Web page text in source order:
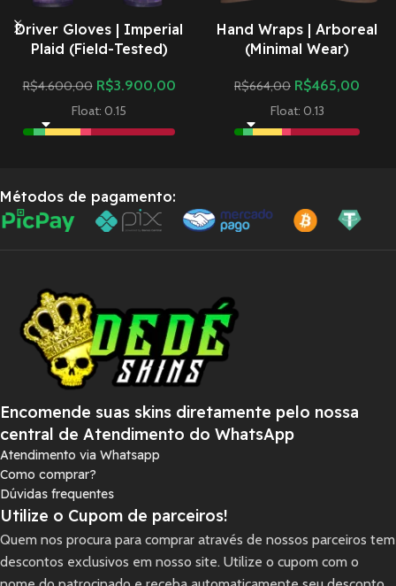
Driver Gloves | Imperial
Plaid (Field-Tested)
R$4.600,00 R$3.900,00
Float: 0.15
Hand Wraps | Arboreal
(Minimal Wear)
R$664,00 R$465,00
Float: 0.13
Métodos de pagamento:
Encomende suas skins diretamente pelo nossa
central de Atendimento do WhatsApp
Atendimento via Whatsapp
Como comprar?
Dúvidas frequentes
Utilize o Cupom de parceiros!
Quem nos procura para comprar através de nossos parceiros tem
descontos exclusivos em nosso site. Utilize o cupom com o